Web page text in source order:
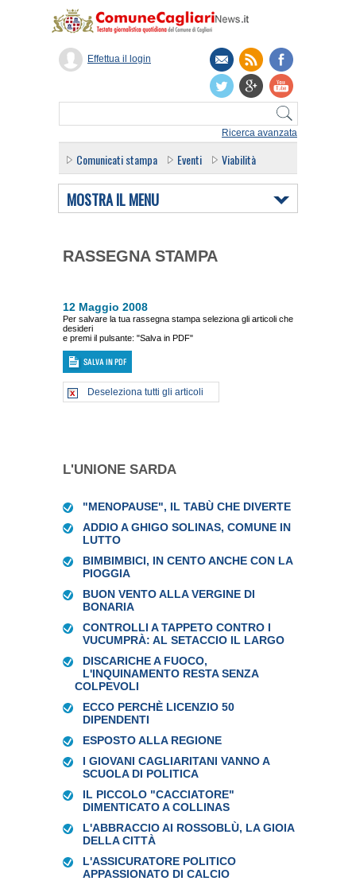
Ricerca avanzata
Effettua il login
Comunicati stampa Eventi Viabilità
MOSTRA IL MENU
RASSEGNA STAMPA
12 Maggio 2008
Per salvare la tua rassegna stampa seleziona gli articoli che
desideri
e premi il pulsante: "Salva in PDF"
Deseleziona tutti gli articoli
L'UNIONE SARDA
"MENOPAUSE", IL TABÙ CHE DIVERTE
ADDIO A GHIGO SOLINAS, COMUNE IN
LUTTO
BIMBIMBICI, IN CENTO ANCHE CON LA
PIOGGIA
BUON VENTO ALLA VERGINE DI
BONARIA
CONTROLLI A TAPPETO CONTRO I
VUCUMPRÀ: AL SETACCIO IL LARGO
DISCARICHE A FUOCO,
L'INQUINAMENTO RESTA SENZA
COLPEVOLI
ECCO PERCHÈ LICENZIO 50
DIPENDENTI
ESPOSTO ALLA REGIONE
I GIOVANI CAGLIARITANI VANNO A
SCUOLA DI POLITICA
IL PICCOLO "CACCIATORE"
DIMENTICATO A COLLINAS
L'ABBRACCIO AI ROSSOBLÙ, LA GIOIA
DELLA CITTÀ
L'ASSICURATORE POLITICO
APPASSIONATO DI CALCIO